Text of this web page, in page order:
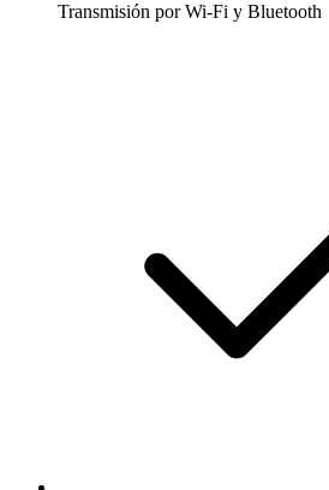
Transmisión por Wi-Fi y Bluetooth